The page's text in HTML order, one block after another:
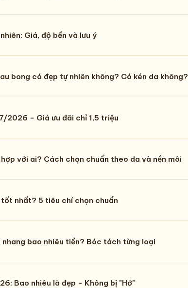
Giá, độ bền và lưu ý
bong có đẹp tự nhiên không? Có kén da không?
2026 - Giá ưu đãi chỉ 1,5 triệu
với ai? Cách chọn chuẩn theo da và nền môi
nhất? 5 tiêu chí chọn chuẩn
bao nhiêu tiền? Bóc tách từng loại
Bao nhiêu là đẹp - Không bị "Hớ"